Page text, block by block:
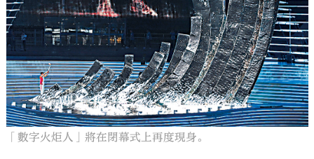
「數字火炬人」將在閉幕式上再度現身。